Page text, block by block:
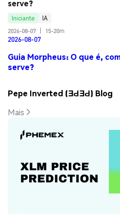
serve?
Iniciante
IA
2026-08-07
15-20m
2026-08-07
Guia Morpheus: O que é,
serve?
Pepe Inverted (ƎԀƎԀ) Blog
Mais